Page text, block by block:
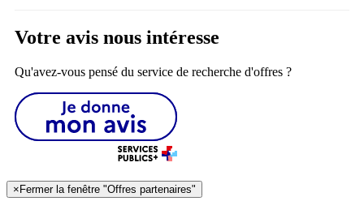
Votre avis nous intéresse
Qu'avez-vous pensé du service de recherche d'offres ?
× Fermer la fenêtre "Offres partenaires"